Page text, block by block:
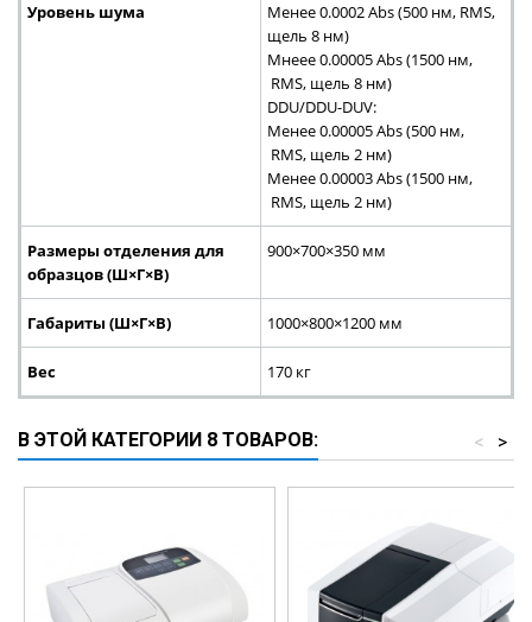
Уровень шума
Менее 0.0002 Abs (500 нм, RMS,
щель 8 нм)
Мнеее 0.00005 Abs (1500 нм,
RMS, щель 8 нм)
DDU/DDU-DUV:
Менее 0.00005 Abs (500 нм,
RMS, щель 2 нм)
Менее 0.00003 Abs (1500 нм,
RMS, щель 2 нм)
Размеры отделения для
образцов (Ш×Г×В)
900×700×350 мм
Габариты (Ш×Г×В) 1000×800×1200 мм
Вес 170 кг
В ЭТОЙ КАТЕГОРИИ 8 ТОВАРОВ: >
<